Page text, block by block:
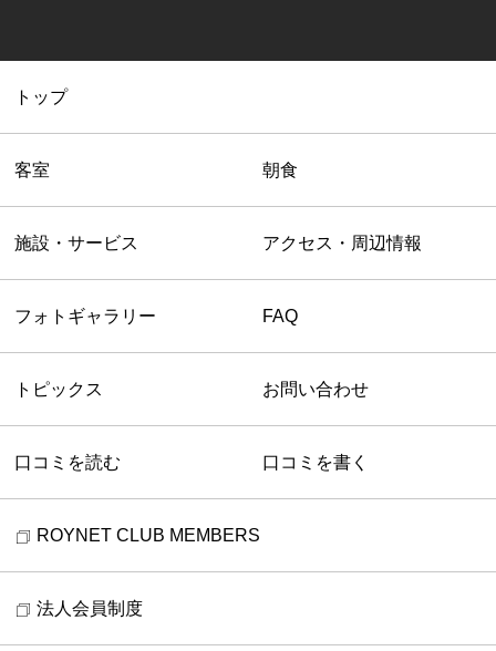
トップ
客室 朝食
施設・サービス アクセス・周辺情報
フォトギャラリー FAQ
トピックス お問い合わせ
口コミを読む 口コミを書く
ROYNET CLUB MEMBERS
法人会員制度